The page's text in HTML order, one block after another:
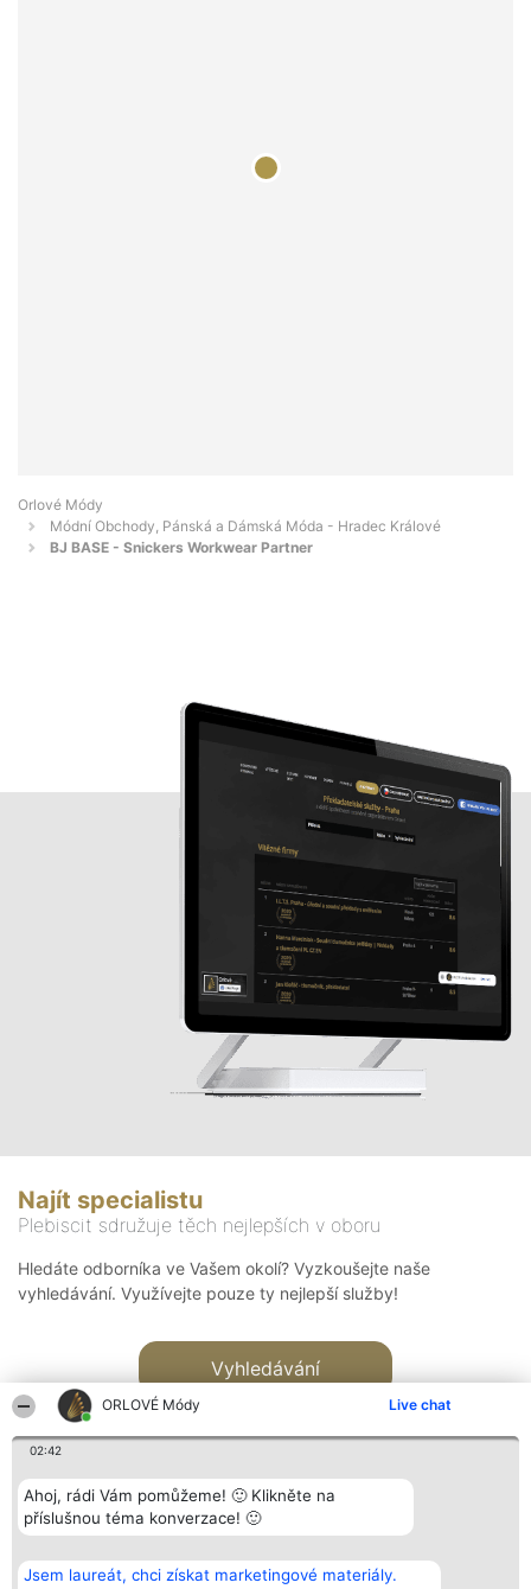
ORLOVÉ Módy Live chat
02:42
Ahoj, rádi Vám pomůžeme! 🙂 Klikněte na
příslušnou téma konverzace! 🙂
Jsem laureát, chci získat marketingové materiály.
Orlové Módy
Módní Obchody, Pánská a Dámská Móda - Hradec Králové
BJ BASE - Snickers Workwear Partner
Najít specialistu
Plebiscit sdružuje těch nejlepších v oboru
Hledáte odborníka ve Vašem okolí? Vyzkoušejte naše
vyhledávání. Využívejte pouze ty nejlepší služby!
Vyhledávání
Bright Side Solutions sp. z o.
o. sp. k.
Vítězové
Seznam všech
Kontakt